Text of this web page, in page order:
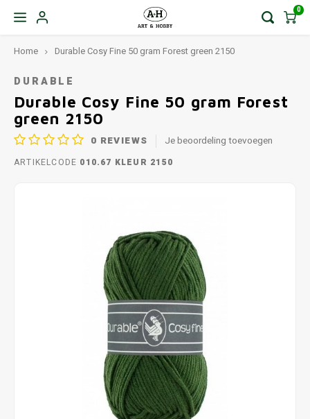
0
Home Durable Cosy Fine 50 gram Forest green 2150
DURABLE
Durable Cosy Fine 50 gram Forest
green 2150
0 REVIEWS Je beoordeling toevoegen
ARTIKELCODE 010.67 KLEUR 2150